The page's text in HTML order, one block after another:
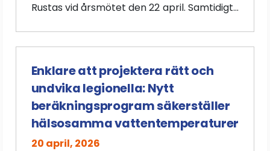
Rustas vid årsmötet den 22 april. Samtidigt...
20 april, 2026
Enklare att projektera rätt och
undvika legionella: Nytt
beräkningsprogram säkerställer
hälsosamma vattentemperaturer